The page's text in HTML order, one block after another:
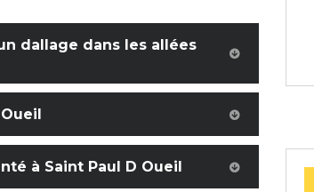
dallage dans les allées
à Saint Paul D Oueil